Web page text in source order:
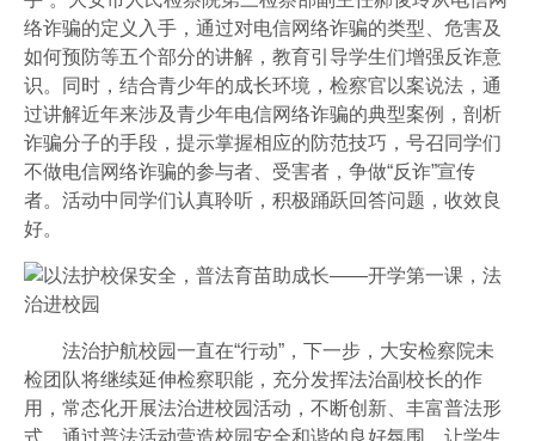
络诈骗的定义入手，通过对电信网络诈骗的类型、危害及
如何预防等五个部分的讲解，教育引导学生们增强反诈意
识。同时，结合青少年的成长环境，检察官以案说法，通
过讲解近年来涉及青少年电信网络诈骗的典型案例，剖析
诈骗分子的手段，提示掌握相应的防范技巧，号召同学们
不做电信网络诈骗的参与者、受害者，争做“反诈”宣传
者。活动中同学们认真聆听，积极踊跃回答问题，收效良
好。
法治护航校园一直在“行动”，下一步，大安检察院未
检团队将继续延伸检察职能，充分发挥法治副校长的作
用，常态化开展法治进校园活动，不断创新、丰富普法形
式，通过普法活动营造校园安全和谐的良好氛围，让学生